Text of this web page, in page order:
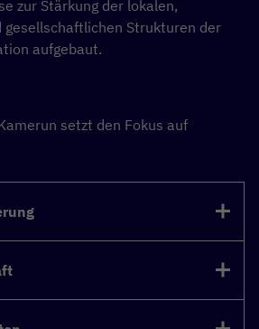
zur Stärkung der lokalen,
Strukturen der
aufgebaut.
setzt den Fokus auf